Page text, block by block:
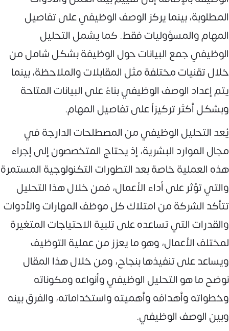
المطلوبة، بينما يركز الوصف الوظيفي على تفاصيل
المهام والمسؤوليات فقط. كما يشمل التحليل
الوظيفي جمع البيانات حول الوظيفة بشكل شامل من
خلال تقنيات مختلفة مثل المقابلات والملاحظة، بينما
يتم إعداد الوصف الوظيفي بناءً على البيانات المتاحة
وبشكل أكثر تركيزاً على تفاصيل المهام.
يُعد التحليل الوظيفي من المصطلحات الدارجة في
مجال الموارد البشرية، إذ يحتاج المتخصصون إلى إجراء
هذه العملية خاصة بعد التطورات التكنولوجية المستمرة
والتي تؤثر على أداء الأعمال، فمن خلال هذا التحليل
تتأكد الشركة من امتلاك كل موظف المهارات والأدوات
والقدرات التي تساعده على تلبية الاحتياجات المتغيرة
لمختلف الأعمال، وهو ما يعزز من عملية التوظيف
ويساعد على تنفيذها بنجاح، ومن خلال هذا المقال
نوضح ما هو التحليل الوظيفي وأنواعه ومكوناته
وخطواته وأهدافه وأهميته واستخداماته، والفرق بينه
وبين الوصف الوظيفي.